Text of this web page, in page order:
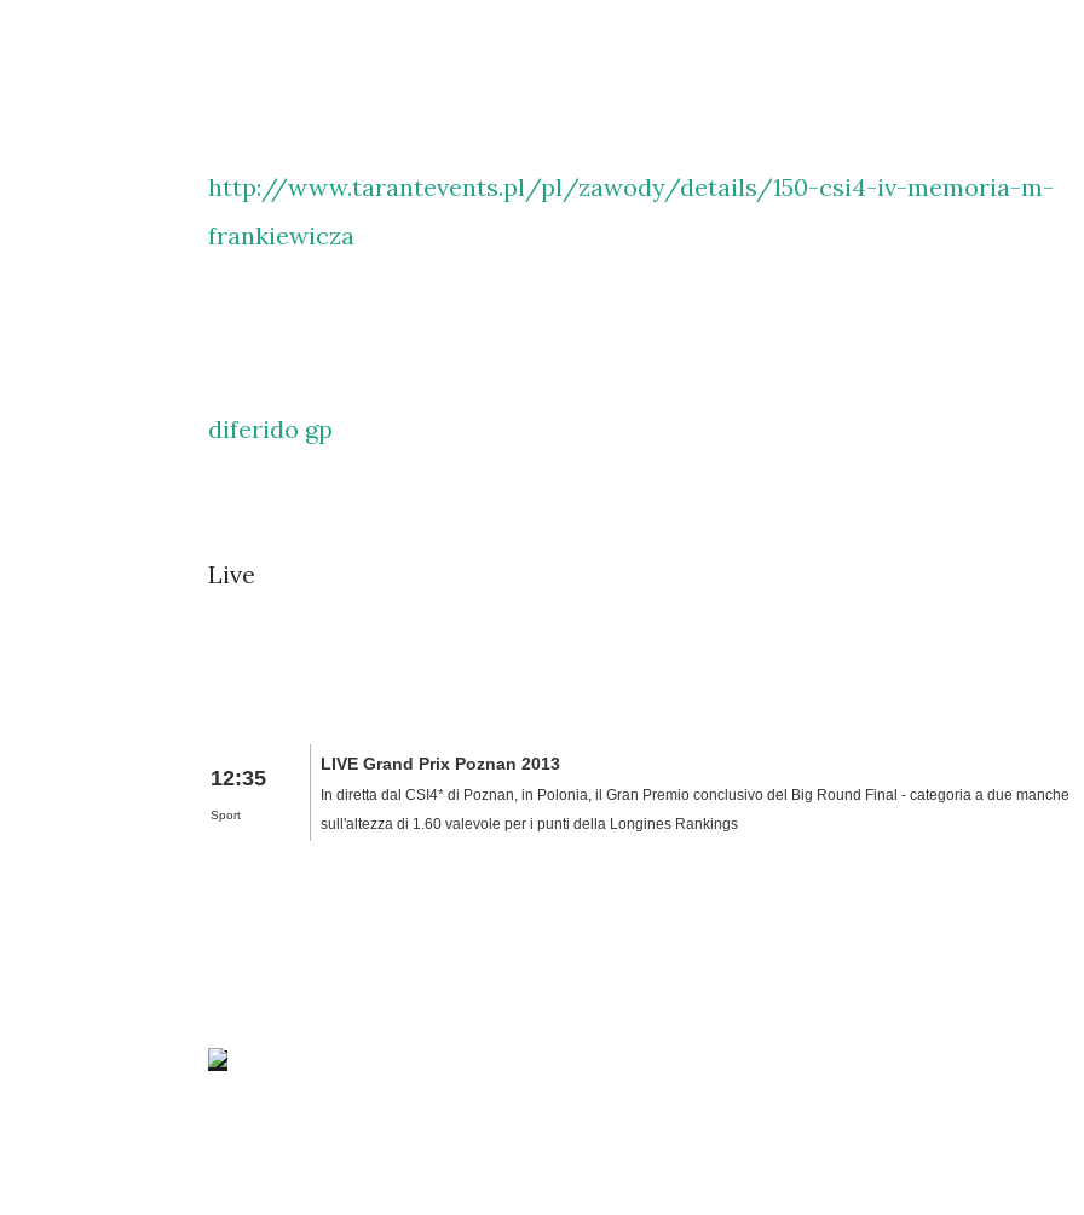
http://www.tarantevents.pl/pl/zawody/details/150-csi4-iv-memoria-m-
frankiewicza
diferido gp
Live
12:35
Sport
LIVE Grand Prix Poznan 2013
In diretta dal CSI4* di Poznan, in Polonia, il Gran Premio conclusivo del Big Round Final - categoria a due manche
sull'altezza di 1.60 valevole per i punti della Longines Rankings